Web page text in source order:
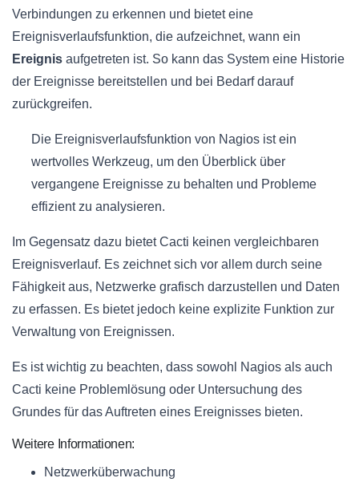
Verbindungen zu erkennen und bietet eine
Ereignisverlaufsfunktion, die aufzeichnet, wann ein
Ereignis aufgetreten ist. So kann das System eine Historie
der Ereignisse bereitstellen und bei Bedarf darauf
zurückgreifen.
Die Ereignisverlaufsfunktion von Nagios ist ein
wertvolles Werkzeug, um den Überblick über
vergangene Ereignisse zu behalten und Probleme
effizient zu analysieren.
Im Gegensatz dazu bietet Cacti keinen vergleichbaren
Ereignisverlauf. Es zeichnet sich vor allem durch seine
Fähigkeit aus, Netzwerke grafisch darzustellen und Daten
zu erfassen. Es bietet jedoch keine explizite Funktion zur
Verwaltung von Ereignissen.
Es ist wichtig zu beachten, dass sowohl Nagios als auch
Cacti keine Problemlösung oder Untersuchung des
Grundes für das Auftreten eines Ereignisses bieten.
Weitere Informationen:
Netzwerküberwachung